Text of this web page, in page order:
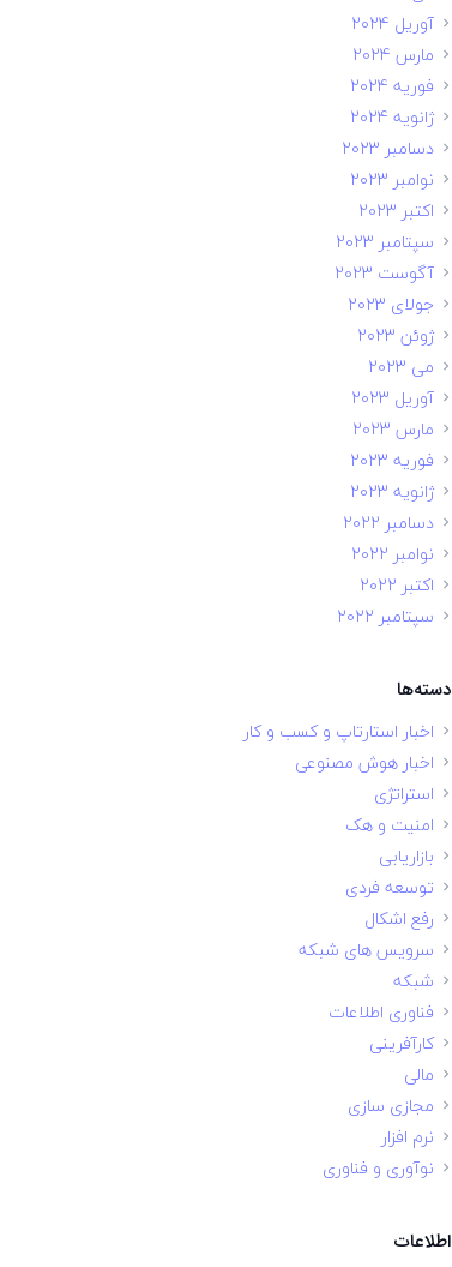
آوریل 2024
مارس 2024
فوریه 2024
ژانویه 2024
دسامبر 2023
نوامبر 2023
اکتبر 2023
سپتامبر 2023
آگوست 2023
جولای 2023
ژوئن 2023
می 2023
آوریل 2023
مارس 2023
فوریه 2023
ژانویه 2023
دسامبر 2022
نوامبر 2022
اکتبر 2022
سپتامبر 2022
دسته‌ها
اخبار استارتاپ و کسب و کار
اخبار هوش مصنوعی
استراتژی
امنیت و هک
بازاریابی
توسعه فردی
رفع اشکال
سرویس های شبکه
شبکه
فناوری اطلاعات
کارآفرینی
مالی
مجازی سازی
نرم افزار
نوآوری و فناوری
اطلاعات